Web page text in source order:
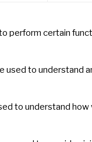
perform certain
used to understand
to understand